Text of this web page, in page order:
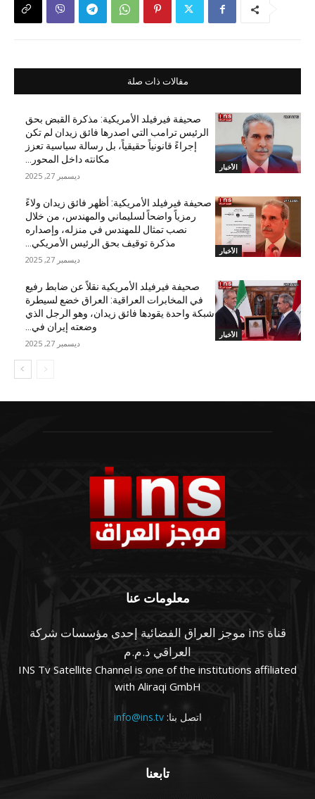
مقالات ذات صلة
الأخبار
صحيفة فيرفيلد الأمريكية: مذكرة القبض بحق
الرئيس ترامب التي اصدرها فائق زيدان لم تكن
إجراءً قانونياً حقيقياً، بل رسالة سياسية تعزز
مكانته داخل المحور...
ديسمبر 27, 2025
الأخبار
صحيفة فيرفيلد الأمريكية: أظهر فائق زيدان ولاءً
رمزياً واضحاً لسليماني والمهندس، من خلال
نصب تمثال للمهندس في منزله، وإصداره
مذكرة توقيف بحق الرئيس الأمريكي...
ديسمبر 27, 2025
الأخبار
صحيفة فيرفيلد الأمريكية نقلاً عن ضابط رفيع
في المخابرات العراقية: العراق خضع لسيطرة
شبكة واحدة يقودها فائق زيدان، وهو الرجل الذي
وضعته إيران في...
ديسمبر 27, 2025
معلومات عنا
قناة ins موجز العراق الفضائية إحدى مؤسسات شركة
العراقي ذ.م.م
INS Tv Satellite Channel is one of the institutions affiliated
with Aliraqi GmbH
اتصل بنا:info@ins.tv
تابعنا